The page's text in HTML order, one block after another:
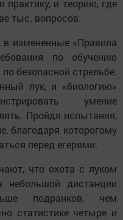
практику, и теорию, где
тыс. вопросов.
в измененные «Правила
по обучению
безопасной стрельбе.
лук, и «биологию»
умение
Пройдя испытания,
благодаря которогому
перед егерями.
что охота с луком
небольшой дистанции
подранков, чем
статистике четыре и